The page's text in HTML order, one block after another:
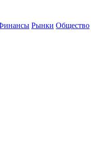
Рынки Общество